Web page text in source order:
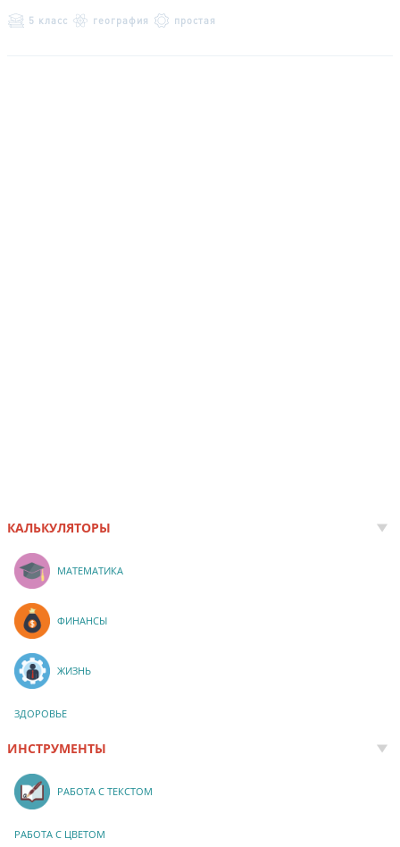
5 класс география простая
КАЛЬКУЛЯТОРЫ
МАТЕМАТИКА
ФИНАНСЫ
ЖИЗНЬ
ЗДОРОВЬЕ
ИНСТРУМЕНТЫ
РАБОТА С ТЕКСТОМ
РАБОТА С ЦВЕТОМ